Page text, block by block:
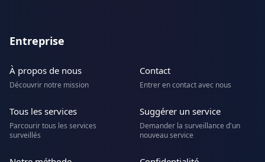
Entreprise
À propos de nous
Découvrir notre mission
Contact
Entrer en contact avec nous
Tous les services
Parcourir tous les services
surveillés
Suggérer un service
Demander la surveillance d'un
nouveau service